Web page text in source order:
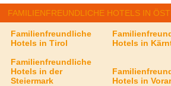
FAMILIENFREUNDLICHE HOTELS IN
Familienfreundliche
Hotels in Tirol
Hotels in
Familienfreundliche
Hotels in der
Steiermark
Hotels in